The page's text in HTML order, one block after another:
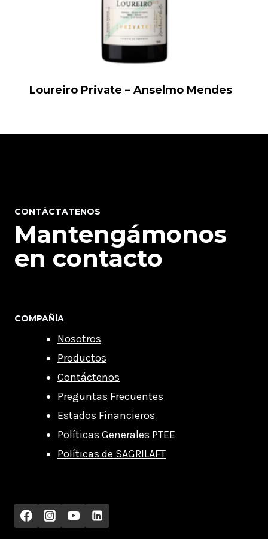
Loureiro Private – Anselmo Mendes
CONTÁCTATENOS
Mantengámonos
en contacto
COMPAÑÍA
Nosotros
Productos
Contáctenos
Preguntas Frecuentes
Estados Financieros
Políticas Generales PTEE
Políticas de SAGRILAFT